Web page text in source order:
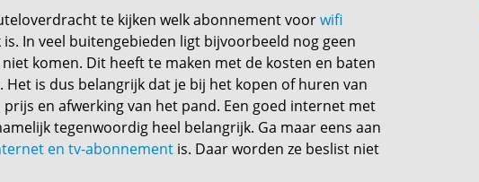
te kijken welk abonnement voorwifi
In veel buitengebieden ligt bijvoorbeeld nog geen
komen. Dit heeft te maken met de kosten en baten
Het is dus belangrijk dat je bij het kopen of huren van
en afwerking van het pand. Een goed internet met
tegenwoordig heel belangrijk. Ga maar eens aan
en tv-abonnement is. Daar worden ze beslist niet